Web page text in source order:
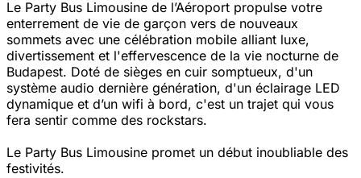
Le Party Bus Limousine de l’Aéroport propulse votre
enterrement de vie de garçon vers de nouveaux
sommets avec une célébration mobile alliant luxe,
divertissement et l'effervescence de la vie nocturne de
Budapest. Doté de sièges en cuir somptueux, d'un
système audio dernière génération, d'un éclairage LED
dynamique et d’un wifi à bord, c'est un trajet qui vous
fera sentir comme des rockstars.
Le Party Bus Limousine promet un début inoubliable des
festivités.